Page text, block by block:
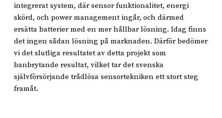
integrerat system, där sensor funktionalitet, energi
skörd, och power management ingår, och därmed
ersätta batterier med en mer hållbar lösning. Idag finns
det ingen sådan lösning på marknaden. Därför bedömer
vi det slutliga resultatet av detta projekt som
banbrytande resultat, vilket tar det svenska
självförsörjande trådlösa sensortekniken ett stort steg
framåt.